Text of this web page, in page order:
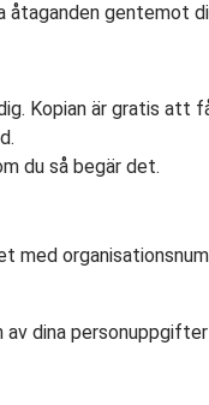
gentemot
Kopian är gratis att
du så begär det.
dina